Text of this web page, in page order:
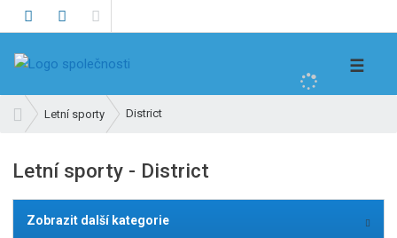
a
☰
v
d
Letní sporty District
Letní sporty - District
Zobrazit další kategorie